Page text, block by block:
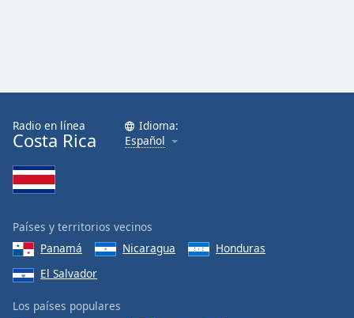
Radio en línea
Costa Rica
Idioma:
Español
Países y territorios vecinos
Panamá
Nicaragua
Honduras
El Salvador
Los países populares